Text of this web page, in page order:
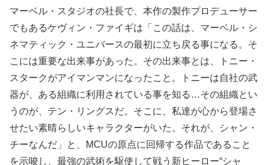
マーベル・スタジオの社長で、本作の製作プロデューサー
でもあるケヴィン・ファイギは「この話は、マーベル・シ
ネマティック・ユニバースの最初に立ち戻る事になる。そ
こには重要な出来事があった。その出来事とは、トニー・
スタークがアイマンマンになったこと。トニーは自社の武
器が、ある組織に利用されている事を知る…その組織とい
うのが、テン・リングスだ。そこに、私達が心から登場さ
せたい素晴らしいキャラクターがいた。それが、シャン・
チーなんだ」と、MCUの原点に回帰する作品であること
を示唆し、最強の武術を駆使して戦う新ヒーロー“シャ